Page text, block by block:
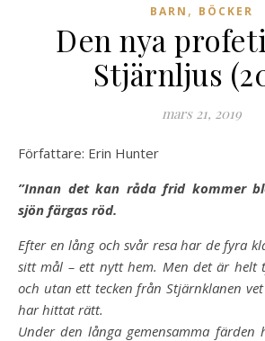
BARN , BÖCKER
Den nya
Stjärnljus
mars 21, 2019
Författare: Erin Hunter
”Innan det kan råda frid kommer
sjön färgas röd.
Efter en lång och svår resa har de fyra
sitt mål – ett nytt hem. Men det är helt
och utan ett tecken från Stjärnklanen
har hittat rätt.
Under den långa gemensamma